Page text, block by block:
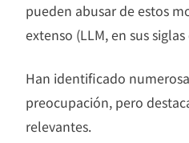
pueden abusar de estos
extenso (LLM, en sus
Han identificado
preocupación, pero
relevantes.